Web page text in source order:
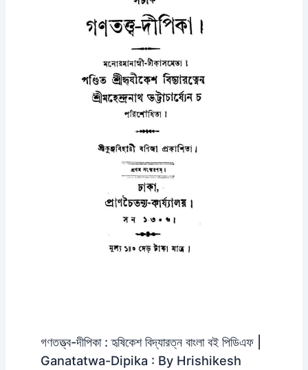
গণতত্ত্ব-দীপিকা : হৃষিকেশ বিদ্যারত্ন বাংলা বই পিডিএফ |
Ganatatwa-Dipika : By Hrishikesh